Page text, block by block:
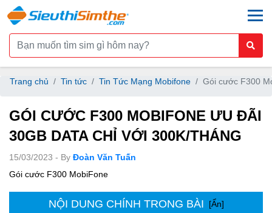
Trang chủ Tin tức Tin Tức Mạng Mobifone Gói cước F300
GÓI CƯỚC F300 MOBIFONE ƯU ĐÃI
30GB DATA CHỈ VỚI 300K/THÁNG
15/03/2023 - By Đoàn Văn Tuấn
Gói cước F300 MobiFone
NỘI DUNG CHÍNH TRONG BÀI [Ẩn]